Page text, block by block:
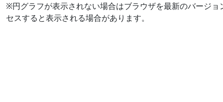
※円グラフが表示されない場合はブラウザを最新のバージ
セスすると表示される場合があります。